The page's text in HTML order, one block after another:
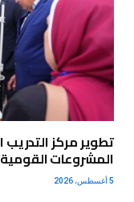
المشروعات القومية
5 أغسطس، 2026